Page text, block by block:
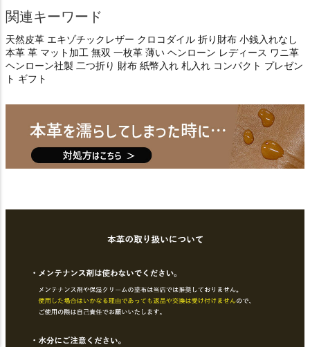
関連キーワード
天然皮革 エキゾチックレザー クロコダイル 折り財布 小銭入れなし
本革 革 マット加工 無双 一枚革 薄い ヘンローン レディース ワニ革
ヘンローン社製 二つ折り 財布 紙幣入れ 札入れ コンパクト プレゼン
ト ギフト